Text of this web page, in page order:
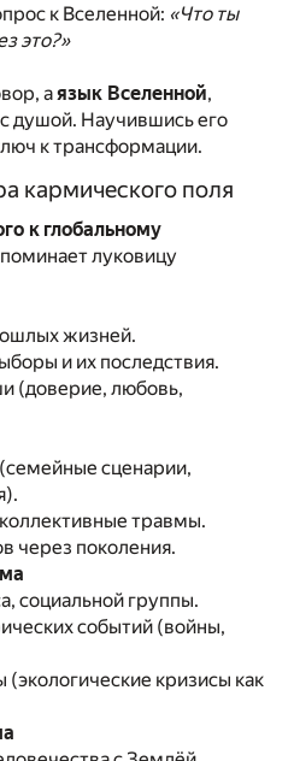
к Вселенной: «Что ты
это?»
аязык Вселенной,
душой. Научившись его
к трансформации.
кармического поля
к глобальному
луковицу
жизней.
и их последствия.
(доверие, любовь,
сценарии,
травмы.
через поколения.
социальной группы.
событий (войны,
кризисы как